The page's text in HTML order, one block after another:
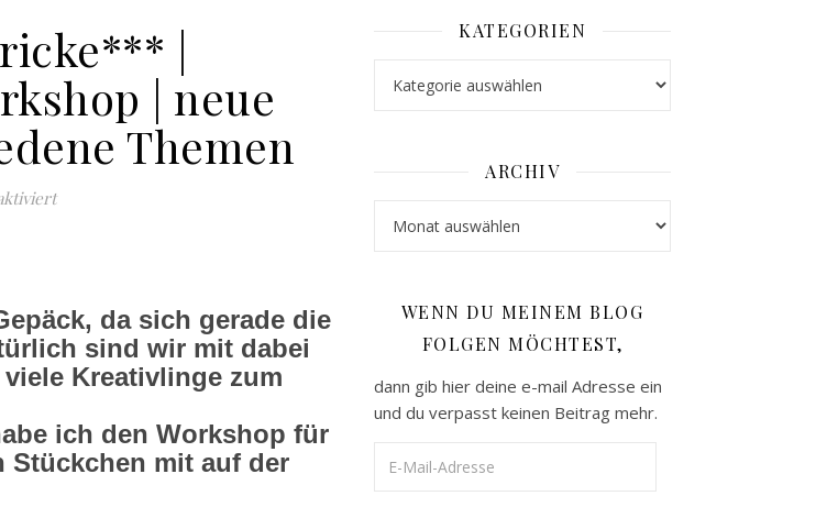
|
| neue
Themen
für ***Kreativ mit Kulricke*** | Stempelmesse Süd Workshop | neue Boxenstanze | 2 verschiedene
da sich gerade die
sind wir mit dabei
Kreativlinge zum
ich den Workshop für
mit auf der
KATEGORIEN
ARCHIV
WENN DU MEINEM BLOG
FOLGEN MÖCHTEST,
dann gib hier deine e-mail Adresse ein
und du verpasst keinen Beitrag mehr.